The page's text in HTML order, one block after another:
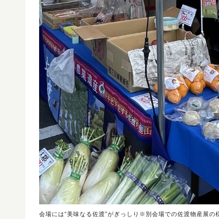
会場には“美味なる佐渡”がぎっしり※別会場での佐渡物産展の